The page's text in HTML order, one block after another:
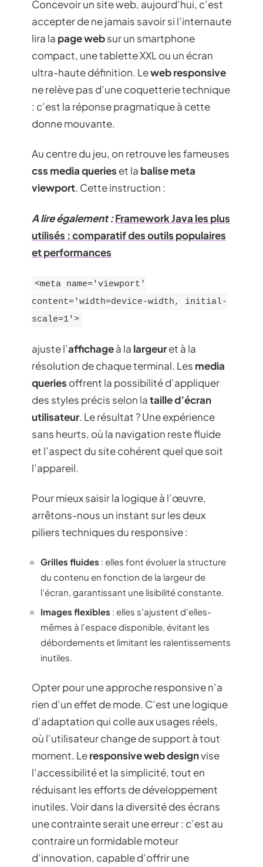
Concevoir un site web, aujourd’hui, c’est
accepter de ne jamais savoir si l’internaute
lira la page websur un smartphone
compact, une tablette XXL ou un écran
ultra-haute définition. Leweb responsive
ne relève pas d’une coquetterie technique
: c’est la réponse pragmatique à cette
donne mouvante.
Au centre du jeu, on retrouve les fameuses
css media queries et la balise meta
viewport. Cette instruction :
A lire également :Framework Java les plus
utilisés : comparatif des outils populaires
et performances
<meta name='viewport'
content='width=device-width, initial-
scale=1'>
ajuste l’affichageà la largeuret à la
résolution de chaque terminal. Les media
queries offrent la possibilité d’appliquer
des styles précis selon lataille d’écran
utilisateur. Le résultat ? Une expérience
sans heurts, où la navigation reste fluide
et l’aspect du site cohérent quel que soit
l’appareil.
Pour mieux saisir la logique à l’œuvre,
arrêtons-nous un instant sur les deux
piliers techniques du responsive :
Grilles fluides : elles font évoluer la structure
du contenu en fonction de la largeur de
l’écran, garantissant une lisibilité constante.
Images flexibles : elles s’ajustent d’elles-
mêmes à l’espace disponible, évitant les
débordements et limitant les ralentissements
inutiles.
Opter pour une approche responsive n’a
rien d’un effet de mode. C’est une logique
d’adaptation qui colle aux usages réels,
où l’utilisateur change de support à tout
moment. Leresponsive web designvise
l’accessibilité et la simplicité, tout en
réduisant les efforts de développement
inutiles. Voir dans la diversité des écrans
une contrainte serait une erreur : c’est au
contraire un formidable moteur
d’innovation, capable d’offrir une